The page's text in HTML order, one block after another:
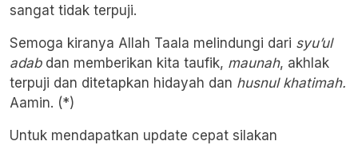
sangat tidak terpuji.
Semoga kiranya Allah Taala melindungi dari syu’ul
adabdan memberikan kita taufik, maunah, akhlak
terpuji dan ditetapkan hidayah dan husnul khatimah.
Aamin. (*)
Untuk mendapatkan update cepat silakan